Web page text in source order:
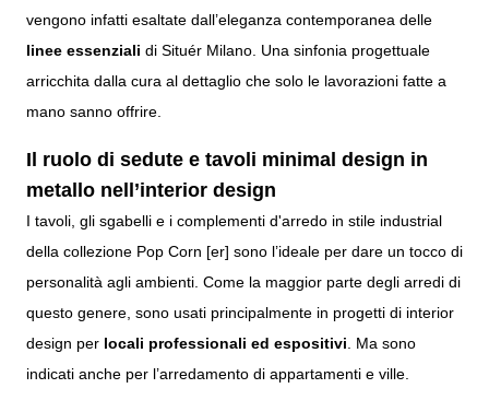
vengono infatti esaltate dall’eleganza contemporanea delle
linee essenziali di Situér Milano. Una sinfonia progettuale
arricchita dalla cura al dettaglio che solo le lavorazioni fatte a
mano sanno offrire.
Il ruolo di sedute e tavoli minimal design in
metallo nell’interior design
I tavoli, gli sgabelli e i complementi d'arredo in stile industrial
della collezione Pop Corn [er] sono l’ideale per dare un tocco di
personalità agli ambienti. Come la maggior parte degli arredi di
questo genere, sono usati principalmente in progetti di interior
design per locali professionali ed espositivi. Ma sono
indicati anche per l’arredamento di appartamenti e ville.